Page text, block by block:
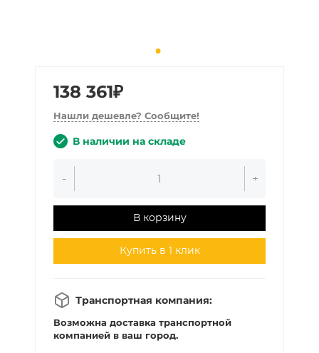
138 361₽
Нашли дешевле? Сообщите!
В наличии на складе
- +
В корзину
Купить в 1 клик
Транспортная компания:
Возможна доставка транспортной
компанией в ваш город.